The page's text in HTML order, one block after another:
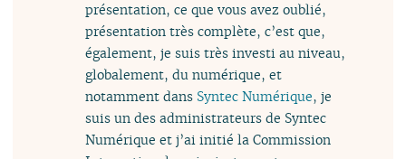
présentation, ce que vous avez oublié,
présentation très complète, c’est que,
également, je suis très investi au niveau,
globalement, du numérique, et
notamment dans Syntec Numérique, je
suis un des administrateurs de Syntec
Numérique et j’ai initié la Commission